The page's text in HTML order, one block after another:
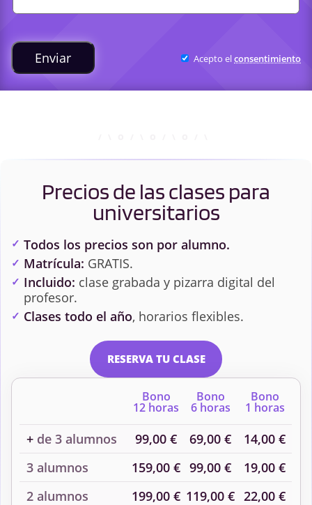
universitarias
Enviar Acepto elconsentimiento
Precios de las clases para
universitarios
Todos los precios son por alumno.
Matrícula: GRATIS.
Incluido: clase grabada y pizarra digital del
profesor.
Clases todo el año, horarios flexibles.
RESERVA TU CLASE
Bono
12 horas
Bono
6 horas
Bono
1 horas
+ de 3 alumnos 99,00 € 69,00 €
14,00 €
3 alumnos
159,00 € 99,00 €
19,00 €
2 alumnos
199,00 € 119,00 € 22,00 €